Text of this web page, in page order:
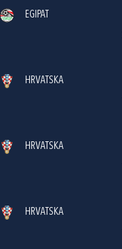
EGIPAT
HRVATSKA
HRVATSKA
HRVATSKA